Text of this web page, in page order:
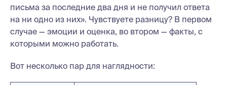
письма за последние два дня и не получил ответа
на ни одно из них». Чувствуете разницу? В первом
случае — эмоции и оценка, во втором — факты, с
которыми можно работать.
Вот несколько пар для наглядности: